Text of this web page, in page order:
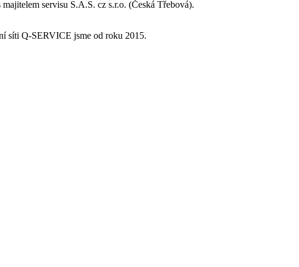
servisu S.A.S. cz s.r.o. (Česká Třebová).
síti Q-SERVICE jsme od roku 2015.